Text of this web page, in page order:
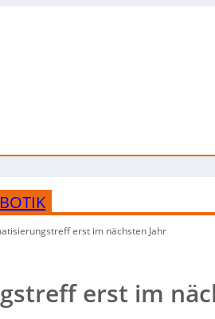
erst im nächsten Jahr
erst im